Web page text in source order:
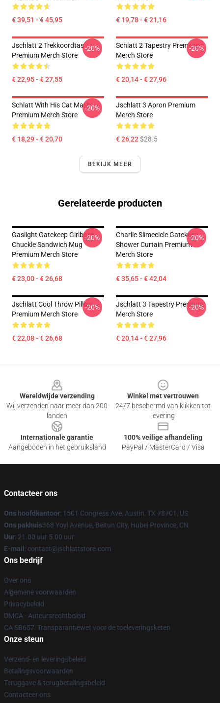
€ 39,51 - € 45,95 € 19,78 - € 21,16
Jschlatt 2 Trekkoordtas
Premium Merch Store
€ 22,95 - € 27,55
-20%
Schlatt 2 Tapestry Premium
Merch Store
€ 20,14 - € 27,96
-20%
Schlatt With His Cat Mask
Premium Merch Store
€ 18,29 - € 20,70
-20%
Jschlatt 3 Apron Premium
Merch Store
€ 26,22$28.5
BEKIJK MEER
Gerelateerde producten
Gaslight Gatekeep Girlboss
Chuckle Sandwich Mug
Premium Merch Store
€ 23,00 - € 26,68
-20%
Charlie Slimecicle Gatekeep
Shower Curtain Premium
Merch Store
€ 35,65 - € 42,04
-20%
Jschlatt Cool Throw Pillow
Premium Merch Store
€ 22,08 - € 26,68
-20%
Jschlatt 3 Tapestry Premium
Merch Store
€ 20,14 - € 27,96
-20%
Wereldwijde verzending
Wij verzenden naar meer dan 200
landen
Winkel met vertrouwen
24/7 beschermd van klikken tot
levering
Internationale garantie
Aangeboden in het gebruiksland
100% veilige afhandeling
PayPal / MasterCard / Visa
Contacteer ons
Ons hoofdkantoor: 1501 Congress Ave, Austin, TX 78701, US
Ons pakhuis368 Yoyi Avenue, Beitun City, Hubei Province, CN
Uur: 21.00 uur 5.00 uur
E-mail : contact@jschlattstore.com
Ons bedrijf
Over ons
Algemene voorwaarden
Privacybeleid
DMCA - Auteursrechtbeleid
CA SB657: Transparantiewet voor de toeleveringsketen
Onze steun
Verzend- en leveringsbeleid
Betalingsvoorwaarden
Teruggave & terugbetalingsbeleid
Contacteer ons